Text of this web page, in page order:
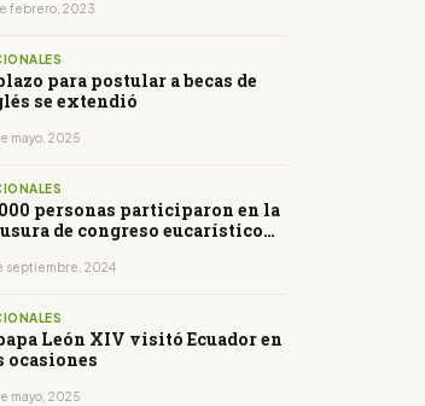
febrero, 2023
para postular a becas de
se extendió
mayo, 2025
personas participaron en la
de congreso eucarístico
septiembre, 2024
León XIV visitó Ecuador en
ocasiones
mayo, 2025